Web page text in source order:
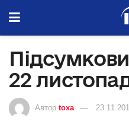
22
Автор toxa